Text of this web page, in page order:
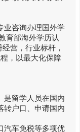
业咨询办理国外学
育部海外学历认
营，行业标杆，
，以最大化保障
是留学人员在国内
转户口、申请国内
汽车免税等多项优